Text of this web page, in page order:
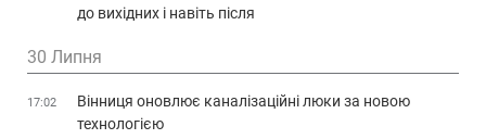
до вихідних і навіть після
30 Липня
17:02
Вінниця оновлює каналізаційні люки за новою
технологією